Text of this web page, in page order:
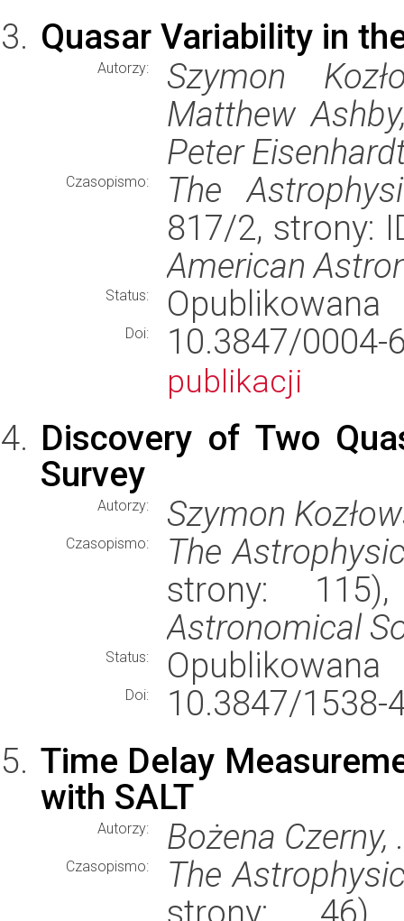
Quasar Variability in
Autorzy:
Szymon
Matthew
Peter
Czasopismo:
The
817/2, strony:
American
Status: Opublikowana
Doi: 10.3847/
publikacji
Discovery of Two
Survey
Autorzy: Szymon
Czasopismo:
The
strony:
Astronomical
Status: Opublikowana
Doi:
10.3847/
Time Delay
with SALT
Autorzy: Bożena Czerny,
Czasopismo:
The
strony: